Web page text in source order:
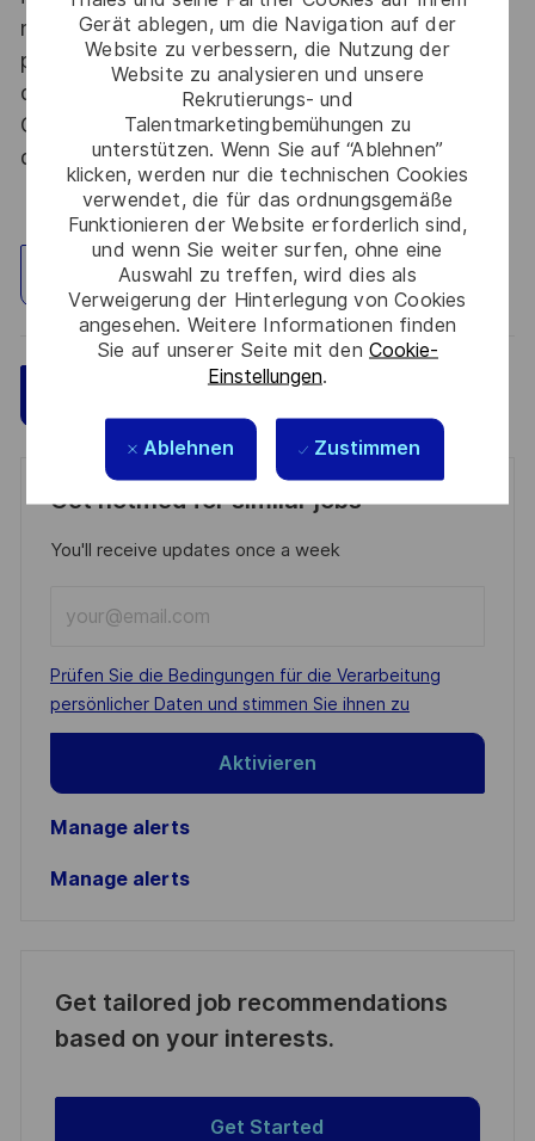
Gerät ablegen, um die Navigation auf der
Website zu verbessern, die Nutzung der
Website zu analysieren und unsere
Rekrutierungs- und
Talentmarketingbemühungen zu
unterstützen. Wenn Sie auf “Ablehnen”
klicken, werden nur die technischen Cookies
verwendet, die für das ordnungsgemäße
Funktionieren der Website erforderlich sind,
und wenn Sie weiter surfen, ohne eine
Auswahl zu treffen, wird dies als
Verweigerung der Hinterlegung von Cookies
angesehen. Weitere Informationen finden
Sie auf unserer Seite mit den Cookie-
Einstellungen.
Ablehnen Zustimmen
nationale, la personne retenue fera l'objet d'une
procédure d’habilitation, conformément aux
dispositions des articles R.2311-1 et suivants du
Code de la défense et de l’IGI 1300 SGDSN/PSE
du 09 août 2021.
Standort erkunden
Get notified for similar jobs
You'll receive updates once a week
Email
address
(Required)
Required
Prüfen Sie die Bedingungen für die Verarbeitung
persönlicher Daten und stimmen Sie ihnen zu
Aktivieren
Manage alerts
Manage alerts
Get tailored job recommendations
based on your interests.
Get Started